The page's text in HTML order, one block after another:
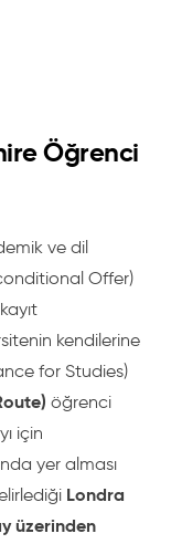
Öğrenci
ve dil
Offer)
kendilerine
for Studies)
öğrenci
için
yer alması
Londra
üzerinden